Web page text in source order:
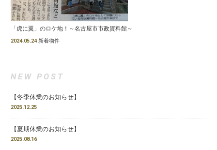
「虎に翼」のロケ地！～名古屋市市政資料館～
2024.05.24 新着物件
NEW POST
【冬季休業のお知らせ】
2025.12.25
【夏期休業のお知らせ】
2025.08.16